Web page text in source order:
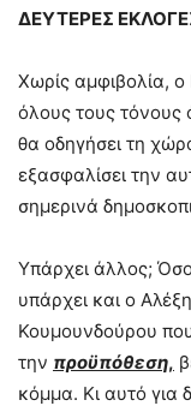
ΔΕΥΤΕΡΕΣ
Χωρίς αμφιβολία,
όλους τους τόνους
θα οδηγήσει τη
εξασφαλίσει την
σημερινά
Υπάρχει άλλος;
υπάρχει και ο
Κουμουνδούρου
την προϋπόθεση,
κόμμα. Κι αυτό για